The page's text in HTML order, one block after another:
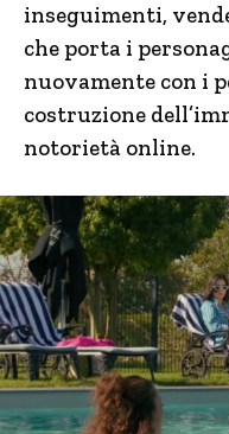
inseguimenti,
che porta i
nuovamente con i
costruzione
notorietà online.